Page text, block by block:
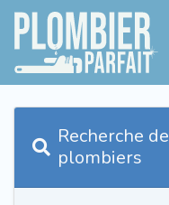
Recherche de
plombiers